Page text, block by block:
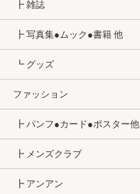
┣ 雑誌
┣ 写真集●ムック●書籍 他
┗ グッズ
ファッション
┣ パンフ●カード●ポスター他
┣ メンズクラブ
┣ アンアン